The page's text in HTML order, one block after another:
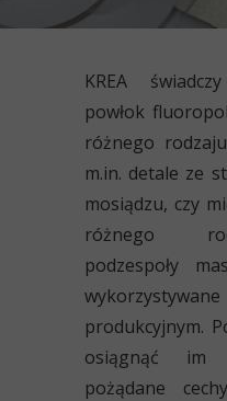
KREA
powłok
różnego
m.in. detale ze
mosiądzu, czy
różnego
podzespoły
produkcyjnym.
osiągnąć im
pożądane